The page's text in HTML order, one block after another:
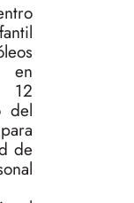
en
12
del
de